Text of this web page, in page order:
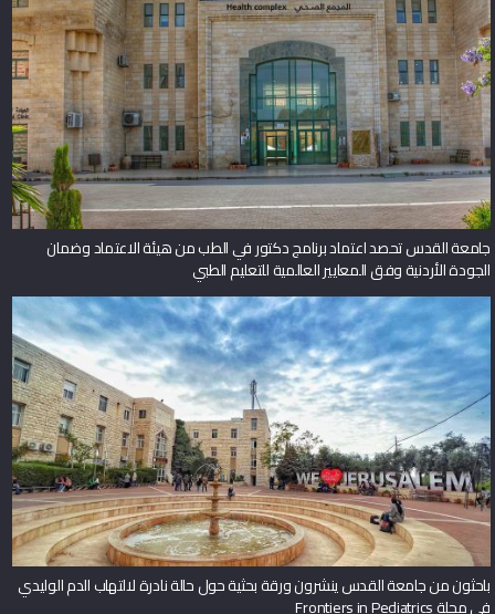
جامعة القدس تحصد اعتماد برنامج دكتور في الطب من هيئة الاعتماد وضمان
الجودة الأردنية وفق المعايير العالمية للتعليم الطبي
باحثون من جامعة القدس ينشرون ورقة بحثية حول حالة نادرة لالتهاب الدم الوليدي
في مجلة Frontiers in Pediatrics